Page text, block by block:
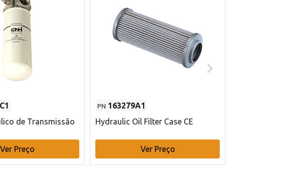
de Transmissão
Ver Preço
PN 163279A1
Hydraulic Oil Filter Case CE
Ver Preço